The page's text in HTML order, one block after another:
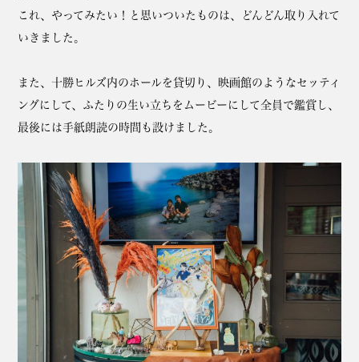
これ、やってみたい！と思いついたものは、どんどん取り入れて
いきました。
また、十勝ヒルズ内のホールを貸切り、映画館のようなセッティ
ングにして、ふたりの生い立ちをムービーにして全員で鑑賞し、
最後には手紙朗読の時間も設けました。